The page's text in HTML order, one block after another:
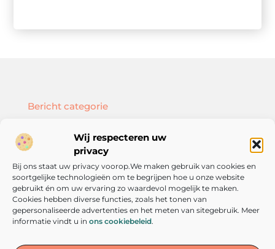
Wij respecteren uw
privacy
Bij ons staat uw privacy voorop.We maken gebruik van cookies en
soortgelijke technologieën om te begrijpen hoe u onze website
gebruikt én om uw ervaring zo waardevol mogelijk te maken.
Cookies hebben diverse functies, zoals het tonen van
gepersonaliseerde advertenties en het meten van sitegebruik. Meer
informatie vindt u in ons cookiebeleid.
De plek voor inspiratie en persoonlijke groei
Onze informatie
Bericht categorie